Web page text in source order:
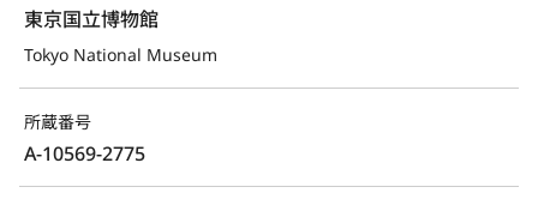
東京国立博物館
Tokyo National Museum
所蔵番号
A-10569-2775